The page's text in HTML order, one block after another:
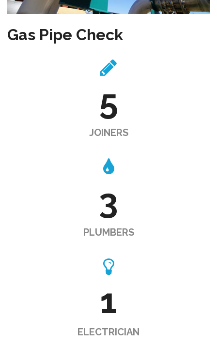
Gas Pipe Check
5
JOINERS
3
PLUMBERS
1
ELECTRICIAN